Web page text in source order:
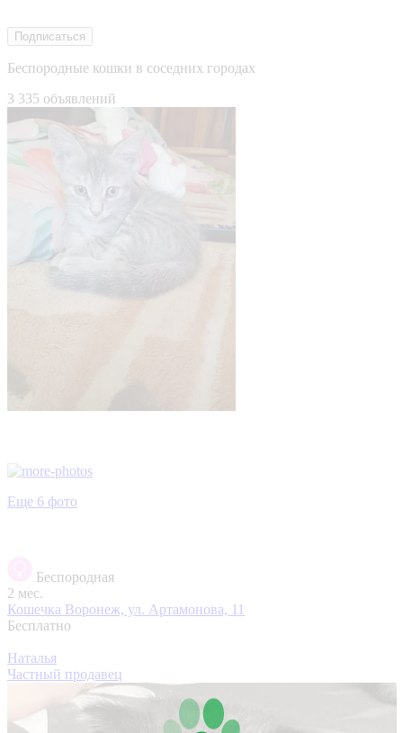
Подписаться
Беспородные кошки в соседних городах
3 335 объявлений
Еще 6 фото
Беспородная
2 мес.
Кошечка Воронеж, ул. Артамонова, 11
Бесплатно
Наталья
Частный продавец